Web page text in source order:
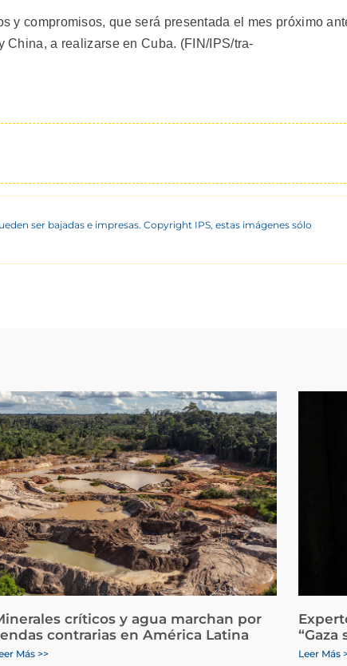
y compromisos, que será presentada el mes próximo
China, a realizarse en Cuba. (FIN/IPS/tra-
ser bajadas e impresas. Copyright IPS, estas imágenes sólo
críticos y agua marchan por
contrarias en América Latina
Más >>
“Gaza
Leer Más